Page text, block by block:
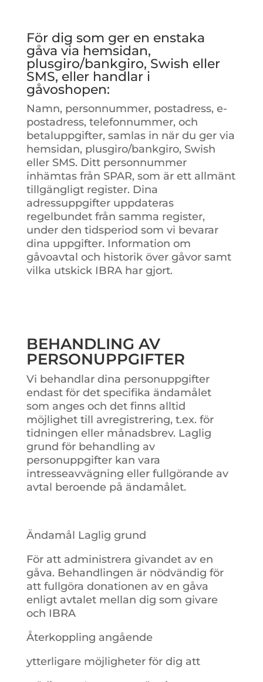
För dig som ger en enstaka
gåva via hemsidan,
plusgiro/bankgiro, Swish eller
SMS, eller handlar i
gåvoshopen:
Namn, personnummer, postadress, e-
postadress, telefonnummer, och
betaluppgifter, samlas in när du ger via
hemsidan, plusgiro/bankgiro, Swish
eller SMS. Ditt personnummer
inhämtas från SPAR, som är ett allmänt
tillgängligt register. Dina
adressuppgifter uppdateras
regelbundet från samma register,
under den tidsperiod som vi bevarar
dina uppgifter. Information om
gåvoavtal och historik över gåvor samt
vilka utskick IBRA har gjort.
BEHANDLING AV
PERSONUPPGIFTER
Vi behandlar dina personuppgifter
endast för det specifika ändamålet
som anges och det finns alltid
möjlighet till avregistrering, t.ex. för
tidningen eller månadsbrev. Laglig
grund för behandling av
personuppgifter kan vara
intresseavvägning eller fullgörande av
avtal beroende på ändamålet.
Ändamål Laglig grund
För att administrera givandet av en
gåva. Behandlingen är nödvändig för
att fullgöra donationen av en gåva
enligt avtalet mellan dig som givare
och IBRA
Återkoppling angående
ytterligare möjligheter för dig att